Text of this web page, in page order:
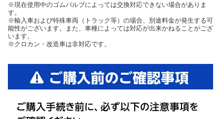
※現在使用中のゴムバルブによっては交換対応できない場合がありま
す。
※輸入車および特殊車両（トラック等）の場合、別途料金が発生する可
能性がございます。また、車種によっては対応が出来かねることがござ
います。
※クロカン・改造車は非対応です。